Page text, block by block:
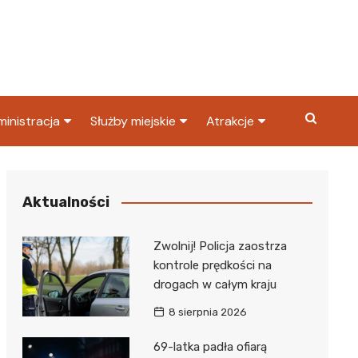
Skarbowy
Służby miejskie
Policja
Atrakcje
Aktualności
Zwolnij! Policja zaostrza
kontrole prędkości na
drogach w całym kraju
8 sierpnia 2026
69-latka padła ofiarą